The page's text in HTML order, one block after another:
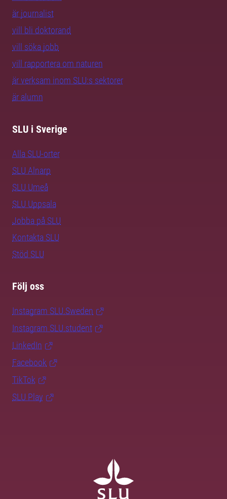
är journalist
vill bli doktorand
vill söka jobb
vill rapportera om naturen
är verksam inom SLU:s sektorer
är alumn
SLU i Sverige
Alla SLU-orter
SLU Alnarp
SLU Umeå
SLU Uppsala
Jobba på SLU
Kontakta SLU
Stöd SLU
Följ oss
Instagram SLU.Sweden
Instagram SLU.student
LinkedIn
Facebook
TikTok
SLU Play